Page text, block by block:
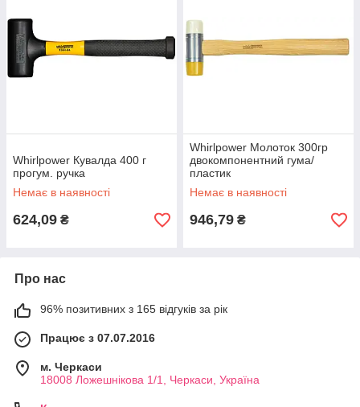
Whirlpower Кувалда 400 г
прогум. ручка
Немає в наявності
624,09 ₴
Whirlpower Молоток 300гр
двокомпонентний гума/
пластик
Немає в наявності
946,79 ₴
Про нас
96% позитивних з 165 відгуків за рік
Працює з 07.07.2016
м. Черкаси
18008 Ложешнікова 1/1, Черкаси, Україна